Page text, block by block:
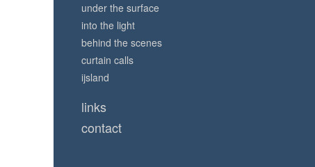
under the surface
into the light
behind the scenes
curtain calls
ijsland
links
contact